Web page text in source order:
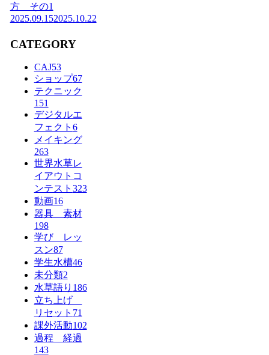
方 その1
2025.09.152025.10.22
CATEGORY
CAJ53
ショップ67
テクニック
151
デジタルエ
フェクト 6
メイキング
263
世界水草レ
イアウトコ
ンテスト 323
動画16
器具 素材
198
学び レッ
スン87
学生水槽46
未分類2
水草語り 186
立ち上げ
リセット 71
課外活動102
過程 経過
143